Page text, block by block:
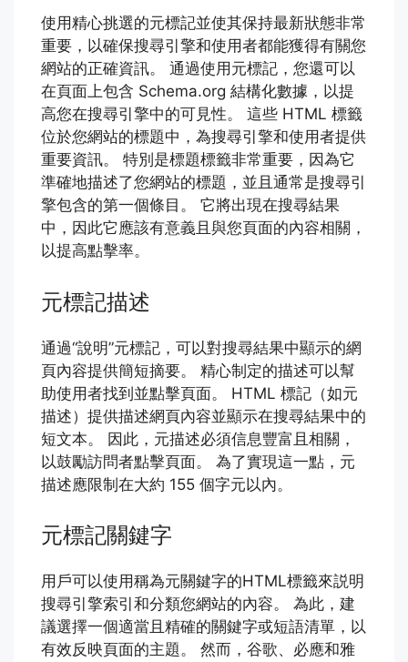
使用精心挑選的元標記並使其保持最新狀態非常
重要，以確保搜尋引擎和使用者都能獲得有關您
網站的正確資訊。 通過使用元標記，您還可以
在頁面上包含 Schema.org 結構化數據，以提
高您在搜尋引擎中的可見性。 這些 HTML 標籤
位於您網站的標題中，為搜尋引擎和使用者提供
重要資訊。 特別是標題標籤非常重要，因為它
準確地描述了您網站的標題，並且通常是搜尋引
擎包含的第一個條目。 它將出現在搜尋結果
中，因此它應該有意義且與您頁面的內容相關，
以提高點擊率。
元標記描述
通過“說明”元標記，可以對搜尋結果中顯示的網
頁內容提供簡短摘要。 精心制定的描述可以幫
助使用者找到並點擊頁面。 HTML 標記（如元
描述）提供描述網頁內容並顯示在搜尋結果中的
短文本。 因此，元描述必須信息豐富且相關，
以鼓勵訪問者點擊頁面。 為了實現這一點，元
描述應限制在大約 155 個字元以內。
元標記關鍵字
用戶可以使用稱為元關鍵字的HTML標籤來説明
搜尋引擎索引和分類您網站的內容。 為此，建
議選擇一個適當且精確的關鍵字或短語清單，以
有效反映頁面的主題。 然而，谷歌、必應和雅